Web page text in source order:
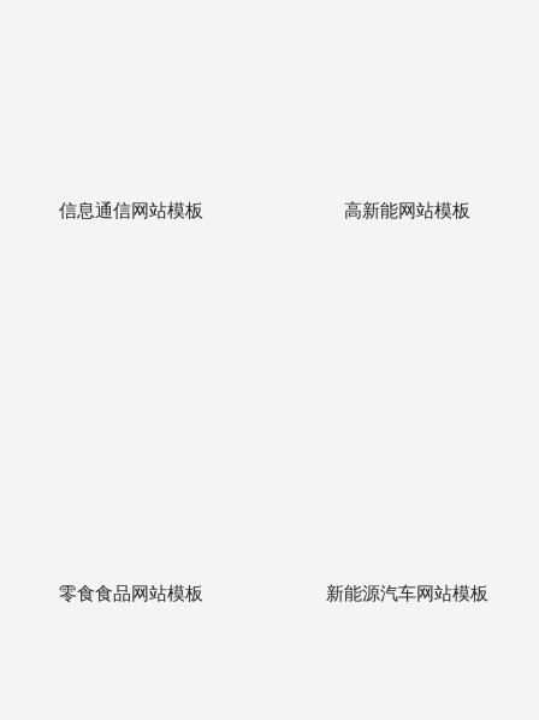
信息通信网站模板 高新能网站模板
零食食品网站模板 新能源汽车网站模板